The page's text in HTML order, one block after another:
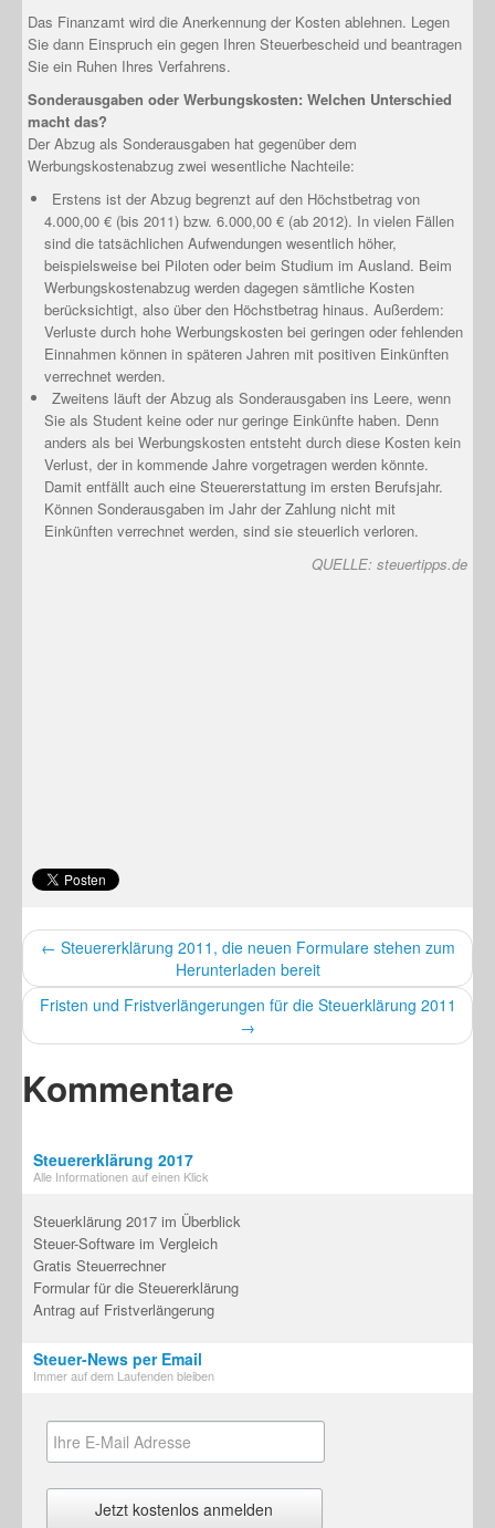
Das Finanzamt wird die Anerkennung der Kosten ablehnen. Legen
Sie dann Einspruch ein gegen Ihren Steuerbescheid und beantragen
Sie ein Ruhen Ihres Verfahrens.
Sonderausgaben oder Werbungskosten: Welchen Unterschied
macht das?
Der Abzug als Sonderausgaben hat gegenüber dem
Werbungskostenabzug zwei wesentliche Nachteile:
Erstens ist der Abzug begrenzt auf den Höchstbetrag von
4.000,00 € (bis 2011) bzw. 6.000,00 € (ab 2012). In vielen Fällen
sind die tatsächlichen Aufwendungen wesentlich höher,
beispielsweise bei Piloten oder beim Studium im Ausland. Beim
Werbungskostenabzug werden dagegen sämtliche Kosten
berücksichtigt, also über den Höchstbetrag hinaus. Außerdem:
Verluste durch hohe Werbungskosten bei geringen oder fehlenden
Einnahmen können in späteren Jahren mit positiven Einkünften
verrechnet werden.
Zweitens läuft der Abzug als Sonderausgaben ins Leere, wenn
Sie als Student keine oder nur geringe Einkünfte haben. Denn
anders als bei Werbungskosten entsteht durch diese Kosten kein
Verlust, der in kommende Jahre vorgetragen werden könnte.
Damit entfällt auch eine Steuererstattung im ersten Berufsjahr.
Können Sonderausgaben im Jahr der Zahlung nicht mit
Einkünften verrechnet werden, sind sie steuerlich verloren.
QUELLE: steuertipps.de
← Steuererklärung 2011, die neuen Formulare stehen zum
Herunterladen bereit
Fristen und Fristverlängerungen für die Steuerklärung 2011
→
Kommentare
Steuererklärung 2017
Alle Informationen auf einen Klick
Steuerklärung 2017 im Überblick
Steuer-Software im Vergleich
Gratis Steuerrechner
Formular für die Steuererklärung
Antrag auf Fristverlängerung
Steuer-News per Email
Immer auf dem Laufenden bleiben